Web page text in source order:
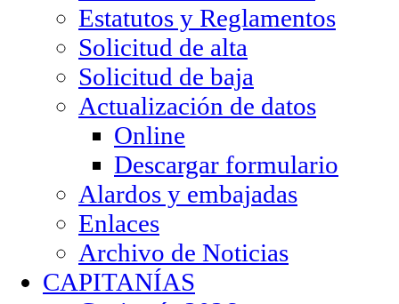
Estatutos y Reglamentos
Solicitud de alta
Solicitud de baja
Actualización de datos
Online
Descargar formulario
Alardos y embajadas
Enlaces
Archivo de Noticias
CAPITANÍAS